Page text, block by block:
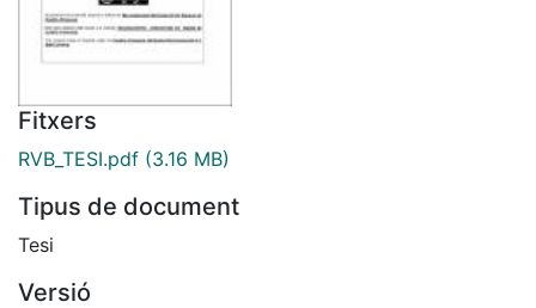
Fitxers
RVB_TESI.pdf (3.16 MB)
Tipus de document
Tesi
Versió